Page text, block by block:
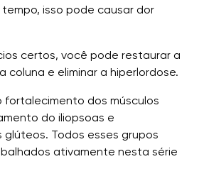
isso pode causar dor
certos, você pode restaurar a
coluna e eliminar a hiperlordose.
fortalecimento dos músculos
do iliopsoas e
Todos esses grupos
ativamente nesta série